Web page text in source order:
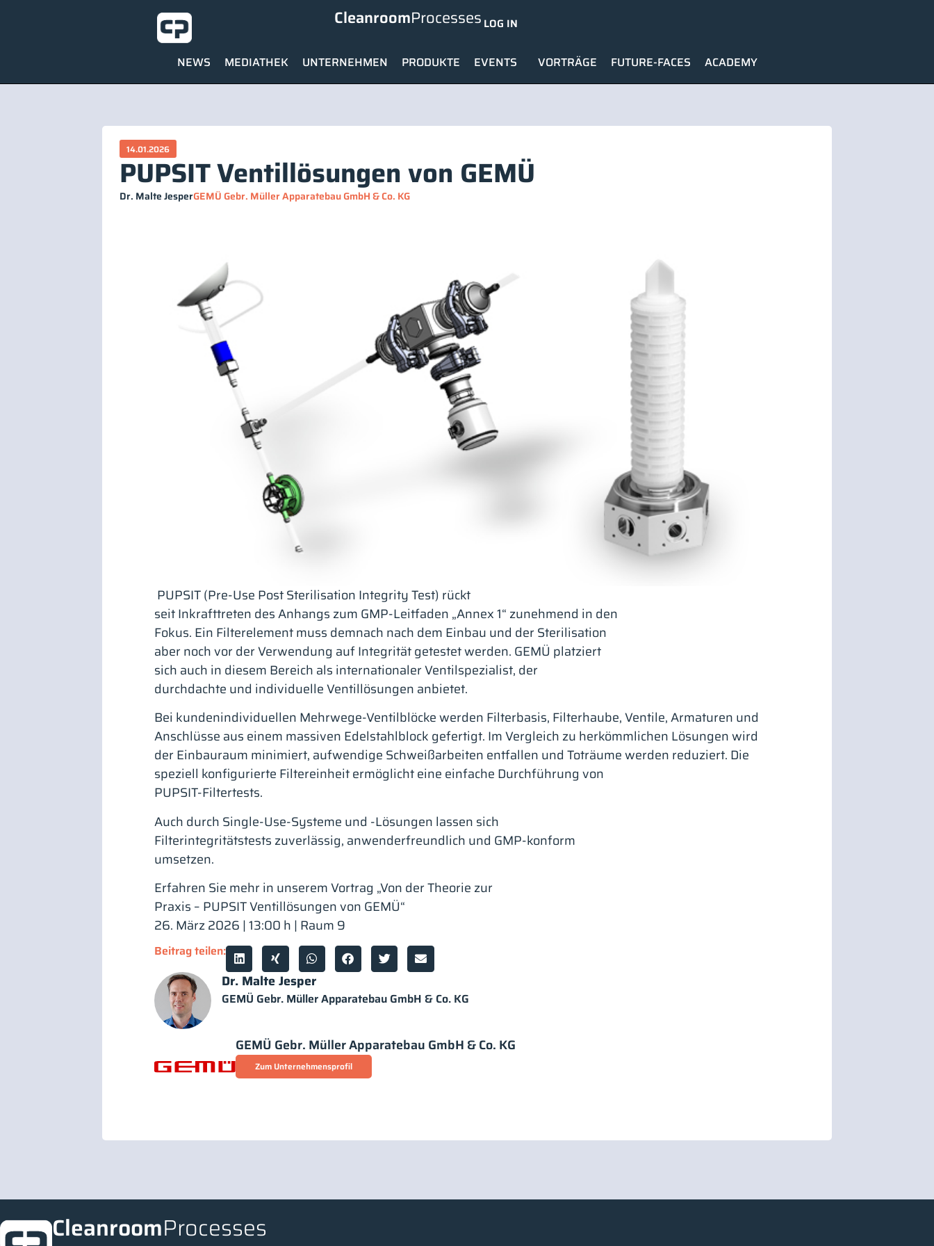
CleanroomProcesses LOG IN
NEWS MEDIATHEK UNTERNEHMEN PRODUKTE EVENTS VORTRÄGE FUTURE-FACES ACADEMY
14.01.2026
PUPSIT Ventillösungen von GEMÜ
Dr. Malte JesperGEMÜ Gebr. Müller Apparatebau GmbH & Co. KG
PUPSIT (Pre-Use Post Sterilisation Integrity Test) rückt
seit Inkrafttreten des Anhangs zum GMP-Leitfaden „Annex 1“ zunehmend in den
Fokus. Ein Filterelement muss demnach nach dem Einbau und der Sterilisation
aber noch vor der Verwendung auf Integrität getestet werden. GEMÜ platziert
sich auch in diesem Bereich als internationaler Ventilspezialist, der
durchdachte und individuelle Ventillösungen anbietet.
Bei kundenindividuellen Mehrwege-Ventilblöcke werden Filterbasis, Filterhaube, Ventile, Armaturen und
Anschlüsse aus einem massiven Edelstahlblock gefertigt. Im Vergleich zu herkömmlichen Lösungen wird
der Einbauraum minimiert, aufwendige Schweißarbeiten entfallen und Toträume werden reduziert. Die
speziell konfigurierte Filtereinheit ermöglicht eine einfache Durchführung von
PUPSIT-Filtertests.
Auch durch Single-Use-Systeme und -Lösungen lassen sich
Filterintegritätstests zuverlässig, anwenderfreundlich und GMP-konform
umsetzen.
Erfahren Sie mehr in unserem Vortrag „Von der Theorie zur
Praxis – PUPSIT Ventillösungen von GEMÜ“
26. März 2026 | 13:00 h | Raum 9
Beitrag teilen:
Dr. Malte Jesper
GEMÜ Gebr. Müller Apparatebau GmbH & Co. KG
GEMÜ Gebr. Müller Apparatebau GmbH & Co. KG
Zum Unternehmensprofil
CleanroomProcesses